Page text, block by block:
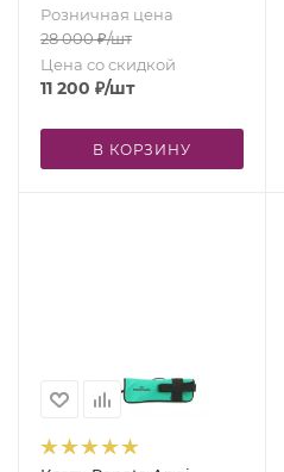
Розничная цена
28 000₽/шт
Цена со скидкой
11 200 ₽/шт
В КОРЗИНУ